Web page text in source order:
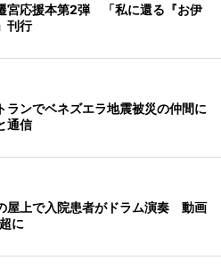
宮応援本第2弾 「私に還る『お伊
刊行
ランでベネズエラ地震被災の仲間に
通信
屋上で入院患者がドラム演奏 動画
に